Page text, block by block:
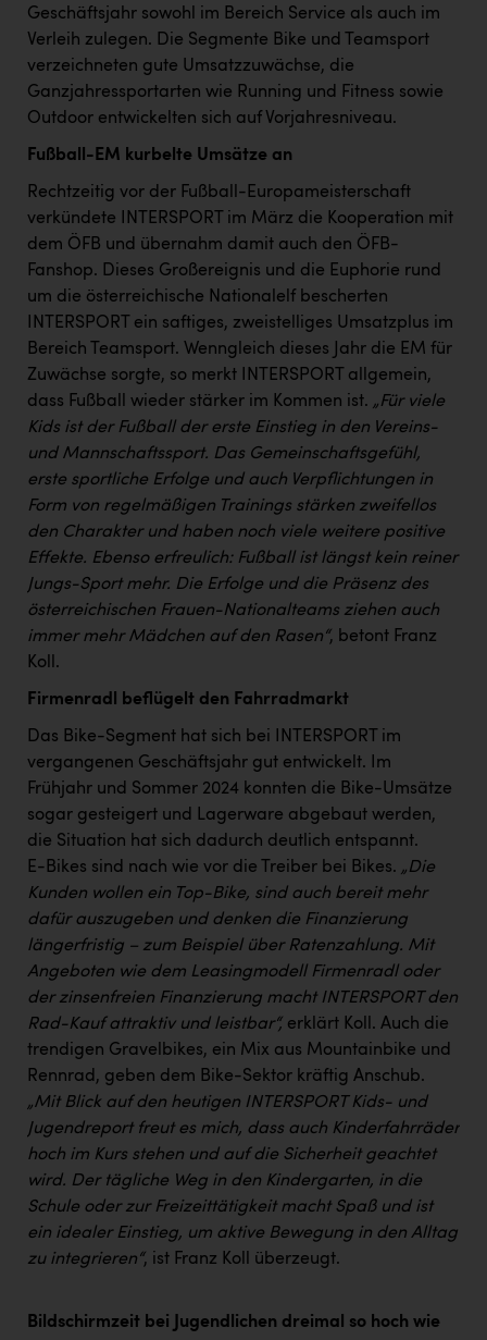
RE/MAX Welcome
Resch&Frisch
RUBBLE MASTER
Ruderclub Wels
SCHMACHTL GmbH
Schwingshandl - automation technology gmbh
Seher + Partner
Smurfit Westrock Nettingsdorf
TCL
TGW Logistics
TRAILOMAT & Cycling Austria
VERITAS
Vier Diamanten
Wir besiegen Krebs
Wirtschaftskammer OÖ
ZGONC
ZULuft - Zukunft Luft Austria
z.l.ö.
Österreichisches Hebammengremium
Dopgas
kunden basics
kontakt
Geschäftsjahr sowohl im Bereich Service als auch im
Verleih zulegen. Die Segmente Bike und Teamsport
verzeichneten gute Umsatzzuwächse, die
Ganzjahressportarten wie Running und Fitness sowie
Outdoor entwickelten sich auf Vorjahresniveau.
Fußball-EM kurbelte Umsätze an
Rechtzeitig vor der Fußball-Europameisterschaft
verkündete INTERSPORT im März die Kooperation mit
dem ÖFB und übernahm damit auch den ÖFB-
Fanshop. Dieses Großereignis und die Euphorie rund
um die österreichische Nationalelf bescherten
INTERSPORT ein saftiges, zweistelliges Umsatzplus im
Bereich Teamsport. Wenngleich dieses Jahr die EM für
Zuwächse sorgte, so merkt INTERSPORT allgemein,
dass Fußball wieder stärker im Kommen ist. „Für viele
Kids ist der Fußball der erste Einstieg in den Vereins-
und Mannschaftssport. Das Gemeinschaftsgefühl,
erste sportliche Erfolge und auch Verpflichtungen in
Form von regelmäßigen Trainings stärken zweifellos
den Charakter und haben noch viele weitere positive
Effekte. Ebenso erfreulich: Fußball ist längst kein reiner
Jungs-Sport mehr. Die Erfolge und die Präsenz des
österreichischen Frauen-Nationalteams ziehen auch
immer mehr Mädchen auf den Rasen“, betont Franz
Koll.
Firmenradl beflügelt den Fahrradmarkt
Das Bike-Segment hat sich bei INTERSPORT im
vergangenen Geschäftsjahr gut entwickelt. Im
Frühjahr und Sommer 2024 konnten die Bike-Umsätze
sogar gesteigert und Lagerware abgebaut werden,
die Situation hat sich dadurch deutlich entspannt.
E-Bikes sind nach wie vor die Treiber bei Bikes. „Die
Kunden wollen ein Top-Bike, sind auch bereit mehr
dafür auszugeben und denken die Finanzierung
längerfristig – zum Beispiel über Ratenzahlung. Mit
Angeboten wie dem Leasingmodell Firmenradl oder
der zinsenfreien Finanzierung macht INTERSPORT den
Rad-Kauf attraktiv und leistbar“, erklärt Koll. Auch die
trendigen Gravelbikes, ein Mix aus Mountainbike und
Rennrad, geben dem Bike-Sektor kräftig Anschub.
„Mit Blick auf den heutigen INTERSPORT Kids- und
Jugendreport freut es mich, dass auch Kinderfahrräder
hoch im Kurs stehen und auf die Sicherheit geachtet
wird. Der tägliche Weg in den Kindergarten, in die
Schule oder zur Freizeittätigkeit macht Spaß und ist
ein idealer Einstieg, um aktive Bewegung in den Alltag
zu integrieren“, ist Franz Koll überzeugt.
Bildschirmzeit bei Jugendlichen dreimal so hoch wie